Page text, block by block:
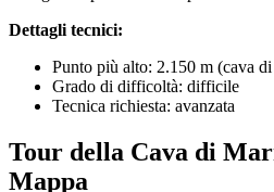
Dettagli tecnici:
Punto più alto: 2.150 m (cava
Grado di difficoltà: difficile
Tecnica richiesta: avanzata
Tour della Cava di
Mappa